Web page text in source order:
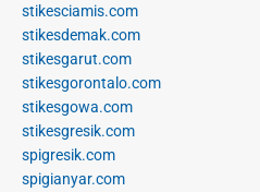
stikesciamis.com
stikesdemak.com
stikesgarut.com
stikesgorontalo.com
stikesgowa.com
stikesgresik.com
spigresik.com
spigianyar.com